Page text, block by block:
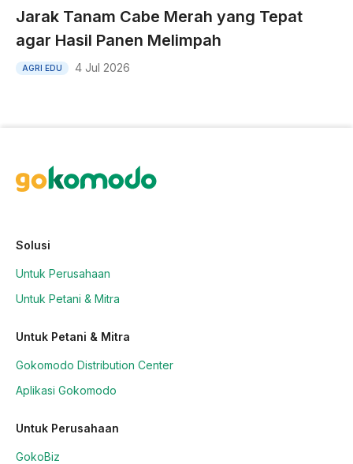
Jarak Tanam Cabe Merah yang Tepat
agar Hasil Panen Melimpah
AGRI EDU 4 Jul 2026
Solusi
Untuk Perusahaan
Untuk Petani & Mitra
Untuk Petani & Mitra
Gokomodo Distribution Center
Aplikasi Gokomodo
Untuk Perusahaan
GokoBiz